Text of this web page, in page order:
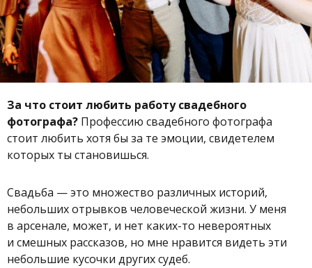
За что стоит любить работу свадебного
фотографа? Профессию свадебного фотографа
стоит любить хотя бы за те эмоции, свидетелем
которых ты становишься.
Свадьба — это множество различных историй,
небольших отрывков человеческой жизни. У меня
в арсенале, может, и нет каких-то невероятных
и смешных рассказов, но мне нравится видеть эти
небольшие кусочки других судеб.